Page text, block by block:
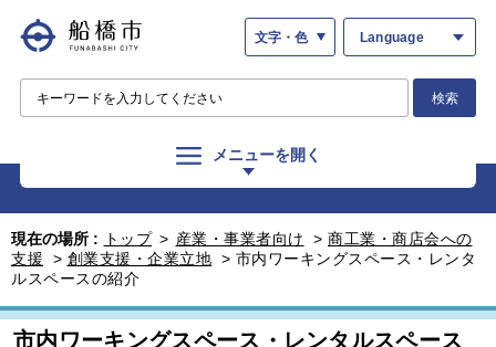
文字・色 Language
検索
メニューを開く
現在の場所 : トップ > 産業・事業者向け > 商工業・商店会への
支援
> 創業支援・企業立地 > 市内ワーキングスペース・レンタ
ルスペースの紹介
市内ワーキングスペース・レンタルスペース